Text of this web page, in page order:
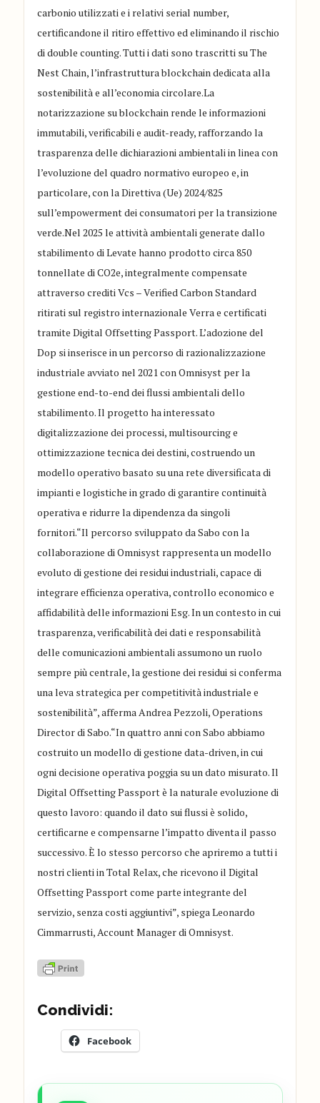
carbonio utilizzati e i relativi serial number,
certificandone il ritiro effettivo ed eliminando il rischio
di double counting. Tutti i dati sono trascritti su The
Nest Chain, l’infrastruttura blockchain dedicata alla
sostenibilità e all’economia circolare.La
notarizzazione su blockchain rende le informazioni
immutabili, verificabili e audit-ready, rafforzando la
trasparenza delle dichiarazioni ambientali in linea con
l’evoluzione del quadro normativo europeo e, in
particolare, con la Direttiva (Ue) 2024/825
sull’empowerment dei consumatori per la transizione
verde.Nel 2025 le attività ambientali generate dallo
stabilimento di Levate hanno prodotto circa 850
tonnellate di CO2e, integralmente compensate
attraverso crediti Vcs – Verified Carbon Standard
ritirati sul registro internazionale Verra e certificati
tramite Digital Offsetting Passport. L’adozione del
Dop si inserisce in un percorso di razionalizzazione
industriale avviato nel 2021 con Omnisyst per la
gestione end-to-end dei flussi ambientali dello
stabilimento. Il progetto ha interessato
digitalizzazione dei processi, multisourcing e
ottimizzazione tecnica dei destini, costruendo un
modello operativo basato su una rete diversificata di
impianti e logistiche in grado di garantire continuità
operativa e ridurre la dipendenza da singoli
fornitori.“Il percorso sviluppato da Sabo con la
collaborazione di Omnisyst rappresenta un modello
evoluto di gestione dei residui industriali, capace di
integrare efficienza operativa, controllo economico e
affidabilità delle informazioni Esg. In un contesto in cui
trasparenza, verificabilità dei dati e responsabilità
delle comunicazioni ambientali assumono un ruolo
sempre più centrale, la gestione dei residui si conferma
una leva strategica per competitività industriale e
sostenibilità”, afferma Andrea Pezzoli, Operations
Director di Sabo.“In quattro anni con Sabo abbiamo
costruito un modello di gestione data-driven, in cui
ogni decisione operativa poggia su un dato misurato. Il
Digital Offsetting Passport è la naturale evoluzione di
questo lavoro: quando il dato sui flussi è solido,
certificarne e compensarne l’impatto diventa il passo
successivo. È lo stesso percorso che apriremo a tutti i
nostri clienti in Total Relax, che ricevono il Digital
Offsetting Passport come parte integrante del
servizio, senza costi aggiuntivi”, spiega Leonardo
Cimmarrusti, Account Manager di Omnisyst.
Condividi:
Facebook